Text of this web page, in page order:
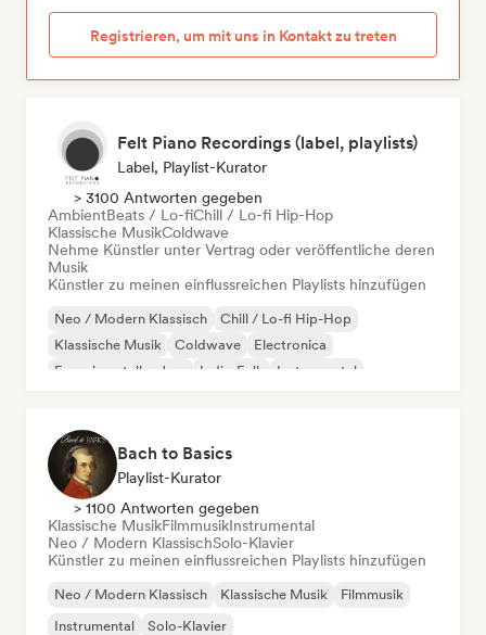
Registrieren, um mit uns in Kontakt zu treten
Felt Piano Recordings (label, playlists)
Label, Playlist-Kurator
> 3100 Antworten gegeben
AmbientBeats / Lo-fiChill / Lo-fi Hip-Hop
Klassische MusikColdwave
Nehme Künstler unter Vertrag oder veröffentliche deren
Musik
Künstler zu meinen einflussreichen Playlists hinzufügen
Neo / Modern Klassisch
Chill / Lo-fi Hip-Hop
Klassische Musik
Coldwave
Electronica
Experimenteller Jazz
Indie-Folk Instrumental
Bach to Basics
Playlist-Kurator
> 1100 Antworten gegeben
Klassische MusikFilmmusikInstrumental
Neo / Modern KlassischSolo-Klavier
Künstler zu meinen einflussreichen Playlists hinzufügen
Neo / Modern Klassisch Klassische Musik
Filmmusik
Instrumental
Solo-Klavier